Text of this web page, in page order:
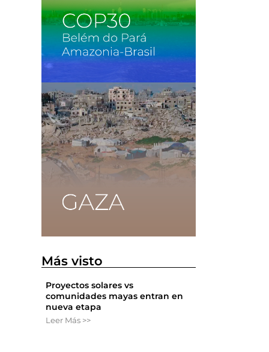
Más visto
Proyectos solares vs
comunidades mayas entran en
nueva etapa
Leer Más >>